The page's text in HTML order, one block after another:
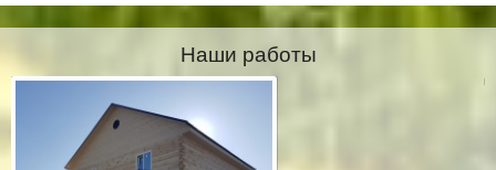
Наши работы